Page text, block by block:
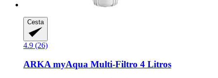
Cesta
4.9 (26)
ARKA myAqua Multi-​Filtro 4 Litros